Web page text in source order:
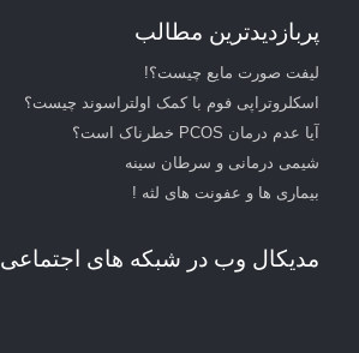
پربازدیدترین مطالب
لیفت صورت مایع چیست؟!
اسکلروتراپی فوم با کمک اولتراسوند چیست؟
آیا عدم درمان PCOS خطرناک است؟
شیمی درمانی و سرطان سینه
بیماری ها و عفونت های لثه !
مدیکال وب در شبکه های اجتماعی